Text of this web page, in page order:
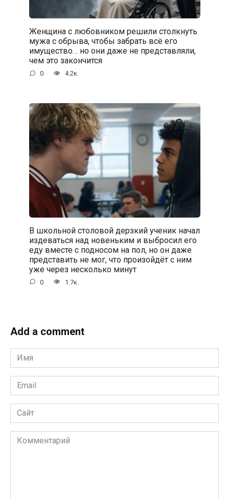
Женщина с любовником решили столкнуть
мужа с обрыва, чтобы забрать всё его
имущество… но они даже не представляли,
чем это закончится
0 4.2к.
В школьной столовой дерзкий ученик начал
издеваться над новеньким и выбросил его
еду вместе с подносом на пол, но он даже
представить не мог, что произойдёт с ним
уже через несколько минут
0 1.7к.
Add a comment
Имя
*
Email
*
Сайт
Комментарий